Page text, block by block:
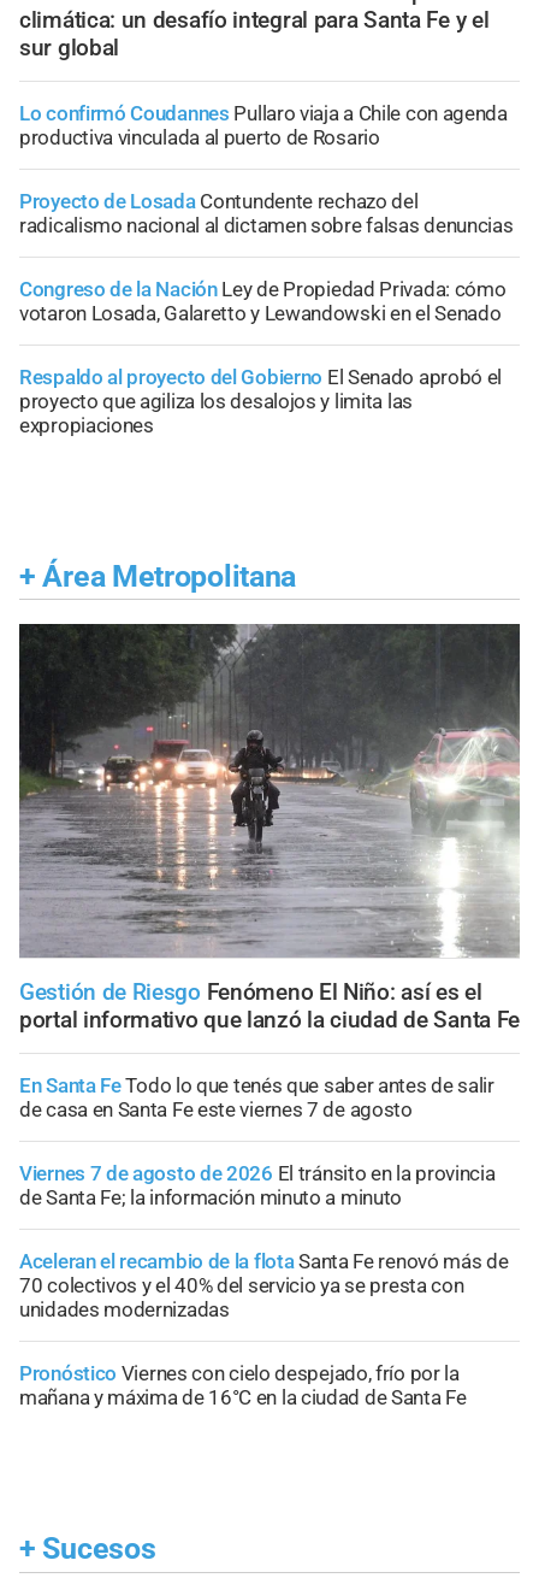
climática: un desafío integral para Santa Fe y el
sur global
Lo confirmó Coudannes Pullaro viaja a Chile con agenda
productiva vinculada al puerto de Rosario
Proyecto de Losada Contundente rechazo del
radicalismo nacional al dictamen sobre falsas denuncias
Congreso de la Nación Ley de Propiedad Privada: cómo
votaron Losada, Galaretto y Lewandowski en el Senado
Respaldo al proyecto del Gobierno El Senado aprobó el
proyecto que agiliza los desalojos y limita las
expropiaciones
+ Área Metropolitana
Gestión de Riesgo Fenómeno El Niño: así es el
portal informativo que lanzó la ciudad de Santa Fe
En Santa FeTodo lo que tenés que saber antes de salir
de casa en Santa Fe este viernes 7 de agosto
Viernes 7 de agosto de 2026 El tránsito en la provincia
de Santa Fe; la información minuto a minuto
Aceleran el recambio de la flotaSanta Fe renovó más de
70 colectivos y el 40% del servicio ya se presta con
unidades modernizadas
Pronóstico Viernes con cielo despejado, frío por la
mañana y máxima de 16°C en la ciudad de Santa Fe
+ Sucesos